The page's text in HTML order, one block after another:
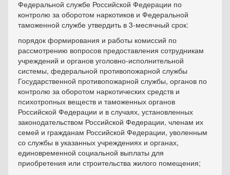
Федеральной службе Российской Федерации по
контролю за оборотом наркотиков и Федеральной
таможенной службе утвердить в 3-месячный срок:
порядок формирования и работы комиссий по
рассмотрению вопросов предоставления сотрудникам
учреждений и органов уголовно-исполнительной
системы, федеральной противопожарной службы
Государственной противопожарной службы, органов по
контролю за оборотом наркотических средств и
психотропных веществ и таможенных органов
Российской Федерации и в случаях, установленных
законодательством Российской Федерации, членам их
семей и гражданам Российской Федерации, уволенным
со службы в указанных учреждениях и органах,
единовременной социальной выплаты для
приобретения или строительства жилого помещения;